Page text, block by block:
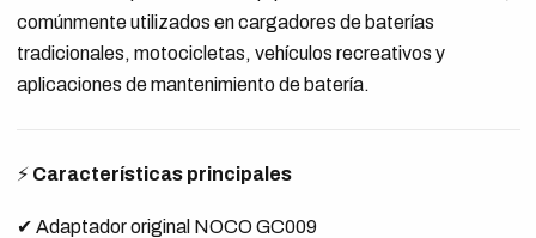
comúnmente utilizados en cargadores de baterías
tradicionales, motocicletas, vehículos recreativos y
aplicaciones de mantenimiento de batería.
⚡ Características principales
✔ Adaptador original NOCO GC009